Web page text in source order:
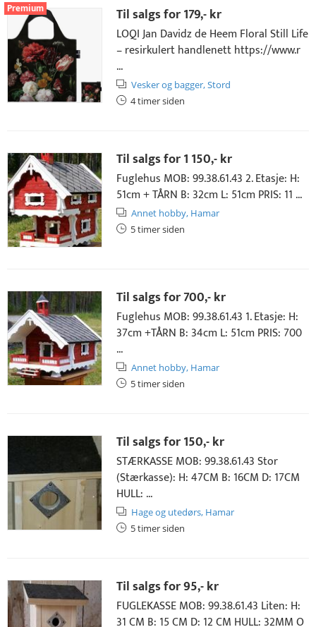
Premium Til salgs for179,- kr
LOQI Jan Davidz de Heem Floral Still Life
– resirkulert handlenett https://www.r
...
Vesker og bagger,Stord
4 timer siden
Til salgs for1 150,- kr
Fuglehus MOB: 99.38.61.43 2. Etasje: H:
51cm + TÅRN B: 32cm L: 51cm PRIS: 11 ...
Annet hobby, Hamar
5 timer siden
Til salgs for700,- kr
Fuglehus MOB: 99.38.61.43 1. Etasje: H:
37cm +TÅRN B: 34cm L: 51cm PRIS: 700
...
Annet hobby, Hamar
5 timer siden
Til salgs for150,- kr
STÆRKASSE MOB: 99.38.61.43 Stor
(Stærkasse): H: 47CM B: 16CM D: 17CM
HULL: ...
Hage og utedørs, Hamar
5 timer siden
Til salgs for95,- kr
FUGLEKASSE MOB: 99.38.61.43 Liten: H:
31 CM B: 15 CM D: 12 CM HULL: 32MM O